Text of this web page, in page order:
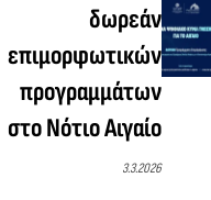
δωρεάν
επιμορφωτικών
προγραμμάτων
στο Νότιο Αιγαίο
3.3.2026